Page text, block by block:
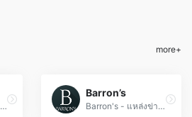
more+
Babypips คือแหล่งเรียนรู้ฟอเร็กซ์ (Forex) ออนไลน์ที่ครอบคลุม ทั้งพื้นฐานจนถึงเทคนิคขั้นสูง สำหรับเทรดเดอร์ทุกระดับ พร้อมชุมชนสนับสนุนและเครื่องมือวิเคราะห์ฟรี
Barron’s
Barron's - แหล่งข่าวฟอเร็กซ์และวิเคราะห์ตลาดการเงินระดับโลก อัปเดตอัตราแลกเปลี่ยน เทรนด์เงินตรา และกลยุทธ์การลงทุนแบบเรียลไทม์